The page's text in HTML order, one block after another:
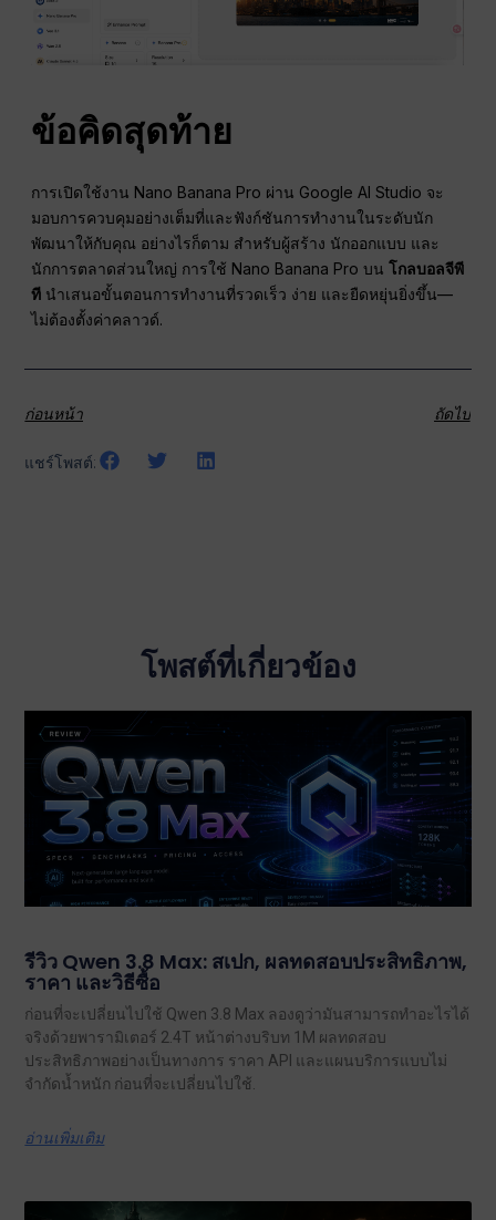
ข้อคิดสุดท้าย
การเปิดใช้งาน Nano Banana Pro ผ่าน Google AI Studio จะ
มอบการควบคุมอย่างเต็มที่และฟังก์ชันการทำงานในระดับนัก
พัฒนาให้กับคุณ อย่างไรก็ตาม สำหรับผู้สร้าง นักออกแบบ และ
นักการตลาดส่วนใหญ่ การใช้ Nano Banana Pro บนโกลบอลจีพี
ที นำเสนอขั้นตอนการทำงานที่รวดเร็ว ง่าย และยืดหยุ่นยิ่งขึ้น—
ไม่ต้องตั้งค่าคลาวด์.
ก่อนหน้า ถัดไป
แชร์โพสต์:
โพสต์ที่เกี่ยวข้อง
รีวิว Qwen 3.8 Max: สเปก, ผลทดสอบประสิทธิภาพ,
ราคา และวิธีซื้อ
ก่อนที่จะเปลี่ยนไปใช้ Qwen 3.8 Max ลองดูว่ามันสามารถทำอะไรได้
จริงด้วยพารามิเตอร์ 2.4T หน้าต่างบริบท 1M ผลทดสอบ
ประสิทธิภาพอย่างเป็นทางการ ราคา API และแผนบริการแบบไม่
จำกัดน้ำหนัก ก่อนที่จะเปลี่ยนไปใช้.
อ่านเพิ่มเติม